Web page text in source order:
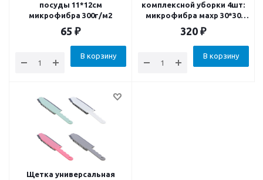
посуды 11*12см
микрофибра 300г/м2
65 ₽
В корзину
комплексной уборки 4шт:
микрофибра махр 30*30
гладкая 35*40 длин-
короткий 30*30 скрабер
25*25
320 ₽
В корзину
Щетка универсальная